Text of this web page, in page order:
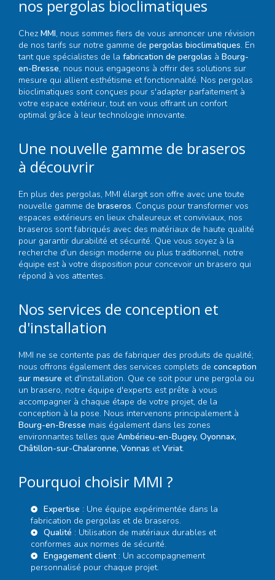
nos pergolas bioclimatiques
Chez MMI, nous sommes fiers de vous annoncer une révision
de nos tarifs sur notre gamme de pergolas bioclimatiques. En
tant que spécialistes de la fabrication de pergolas à Bourg-
en-Bresse, nous nous engageons à offrir des solutions sur
mesure qui allient esthétisme et fonctionnalité. Nos pergolas
bioclimatiques sont conçues pour s'adapter parfaitement à
votre espace extérieur, tout en vous offrant un confort
optimal grâce à leur technologie innovante.
Une nouvelle gamme de braseros
à découvrir
En plus des pergolas, MMI élargit son offre avec une toute
nouvelle gamme de braseros. Conçus pour transformer vos
espaces extérieurs en lieux chaleureux et conviviaux, nos
braseros sont fabriqués avec des matériaux de haute qualité
pour garantir durabilité et sécurité. Que vous soyez à la
recherche d'un design moderne ou plus traditionnel, notre
équipe est à votre disposition pour concevoir un brasero qui
répond à vos attentes.
Nos services de conception et
d'installation
MMI ne se contente pas de fabriquer des produits de qualité;
nous offrons également des services complets de conception
sur mesure et d'installation. Que ce soit pour une pergola ou
un brasero, notre équipe d'experts est prête à vous
accompagner à chaque étape de votre projet, de la
conception à la pose. Nous intervenons principalement à
Bourg-en-Bresse mais également dans les zones
environnantes telles que Ambérieu-en-Bugey, Oyonnax,
Châtillon-sur-Chalaronne, Vonnas etViriat.
Pourquoi choisir MMI ?
Expertise : Une équipe expérimentée dans la
fabrication de pergolas et de braseros.
Qualité : Utilisation de matériaux durables et
conformes aux normes de sécurité.
Engagement client: Un accompagnement
personnalisé pour chaque projet.